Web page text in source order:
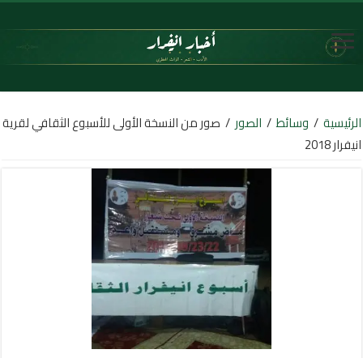
الرئيسية / وسائط / الصور / صور من النسخة الأولى للأسبوع الثقافي لقرية
انيفرار 2018